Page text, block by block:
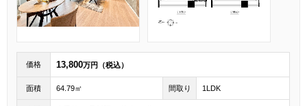
価格 13,800万円（税込）
面積 64.79㎡ 間取り 1LDK